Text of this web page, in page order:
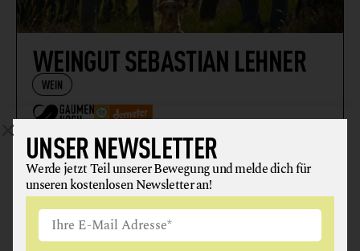
WEINGUT SEBASTIAN LEHNER
WEIN
7122 Gols
UNSER NEWSLETTER
Werde jetzt Teil unserer Bewegung und melde dich für
unseren kostenlosen Newsletter an!